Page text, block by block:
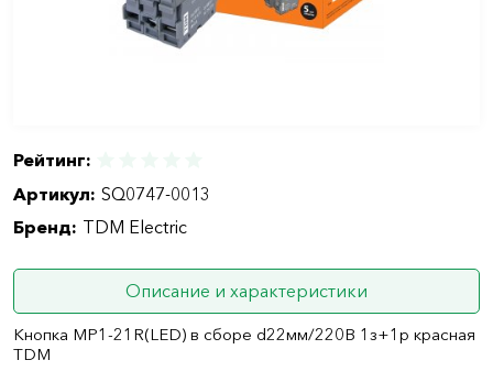
Рейтинг:
Артикул: SQ0747-0013
Бренд: TDM Electric
Описание и характеристики
Кнопка МР1-21R(LED) в сборе d22мм/220B 1з+1р красная
TDM